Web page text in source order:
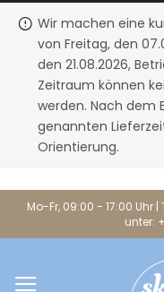
Wir machen eine
von Freitag, den
den 21.08.2026,
Zeitraum können
werden. Nach dem
genannten
Orientierung.
Mo-Fr, 09:00 - 17:00 Uhr
unter: